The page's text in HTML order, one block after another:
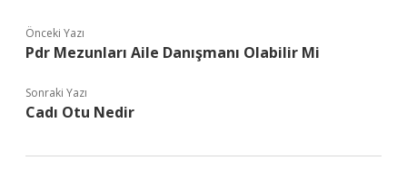
Önceki Yazı
Pdr Mezunları Aile Danışmanı Olabilir Mi
Sonraki Yazı
Cadı Otu Nedir